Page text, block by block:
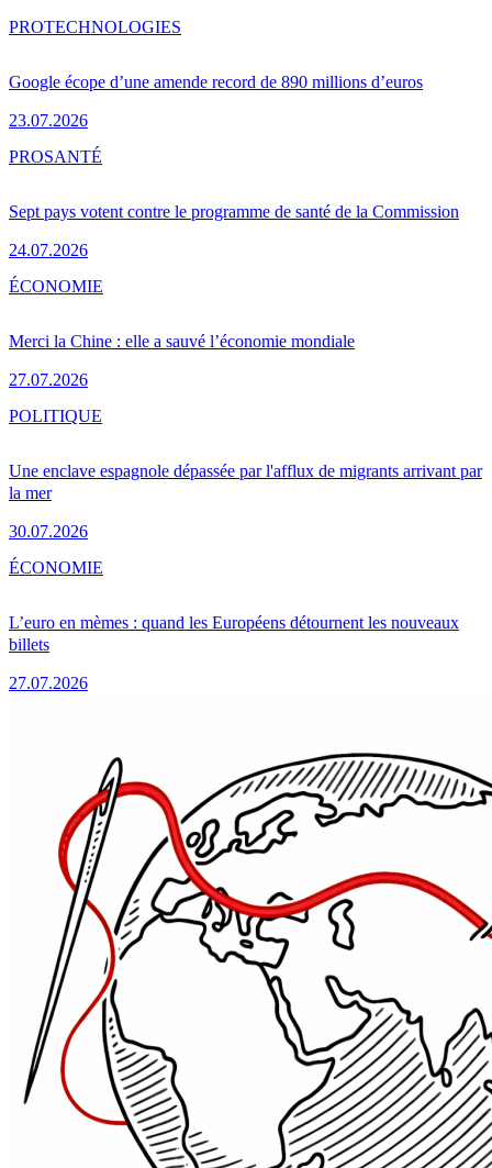
Google écope d’une amende record de 890 millions d’euros
23.07.2026
PROTECHNOLOGIES
Sept pays votent contre le programme de santé de la Commission
24.07.2026
PROSANTÉ
Merci la Chine : elle a sauvé l’économie mondiale
27.07.2026
ÉCONOMIE
Une enclave espagnole dépassée par l'afflux de migrants arrivant par
la mer
30.07.2026
POLITIQUE
L’euro en mèmes : quand les Européens détournent les nouveaux
billets
27.07.2026
ÉCONOMIE